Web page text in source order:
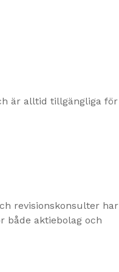
är alltid tillgängliga för
revisionskonsulter har
både aktiebolag och